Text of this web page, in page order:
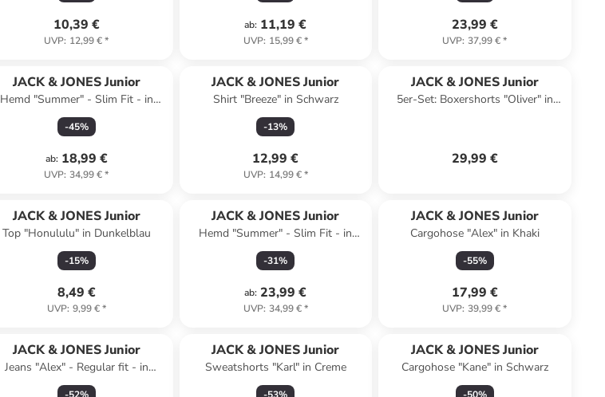
10,39 €
UVP: 12,99 €*
ab: 11,19 €
UVP: 15,99 €*
23,99 €
UVP: 37,99 €*
JACK & JONES Junior
Hemd "Summer" - Slim Fit - in
Hellblau
-45%
ab: 18,99 €
UVP: 34,99 €*
JACK & JONES Junior
Shirt "Breeze" in Schwarz
-13%
12,99 €
UVP: 14,99 €*
JACK & JONES Junior
5er-Set: Boxershorts "Oliver" in
29,99 €
JACK & JONES Junior
Top "Honululu" in Dunkelblau
-15%
8,49 €
UVP: 9,99 €*
JACK & JONES Junior
Hemd "Summer" - Slim Fit - in
Weiß
-31%
ab: 23,99 €
UVP: 34,99 €*
JACK & JONES Junior
Cargohose "Alex" in Khaki
-55%
17,99 €
UVP: 39,99 €*
JACK & JONES Junior
Jeans "Alex" - Regular fit - in
Hellblau
JACK & JONES Junior
Sweatshorts "Karl" in Creme
JACK & JONES Junior
Cargohose "Kane" in Schwarz